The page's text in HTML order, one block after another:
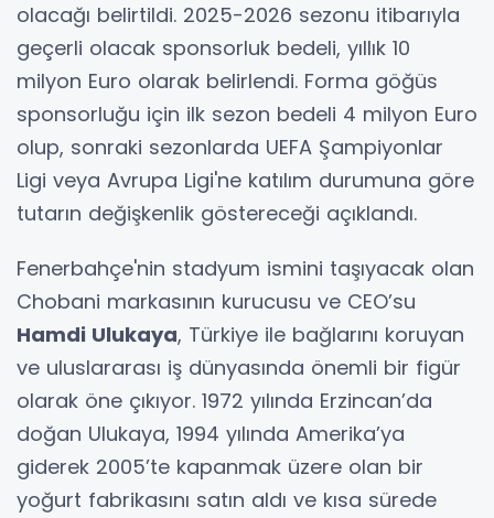
olacağı belirtildi. 2025-2026 sezonu itibarıyla
geçerli olacak sponsorluk bedeli, yıllık 10
milyon Euro olarak belirlendi. Forma göğüs
sponsorluğu için ilk sezon bedeli 4 milyon Euro
olup, sonraki sezonlarda UEFA Şampiyonlar
Ligi veya Avrupa Ligi'ne katılım durumuna göre
tutarın değişkenlik göstereceği açıklandı.
Fenerbahçe'nin stadyum ismini taşıyacak olan
Chobani markasının kurucusu ve CEO’su
Hamdi Ulukaya, Türkiye ile bağlarını koruyan
ve uluslararası iş dünyasında önemli bir figür
olarak öne çıkıyor. 1972 yılında Erzincan’da
doğan Ulukaya, 1994 yılında Amerika’ya
giderek 2005’te kapanmak üzere olan bir
yoğurt fabrikasını satın aldı ve kısa sürede